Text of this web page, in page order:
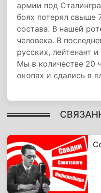
армии под
боях потерял свыше
состава. В нашей
человека. В
русских, лейтенант
Мы в количестве 20
окопах и сдались в